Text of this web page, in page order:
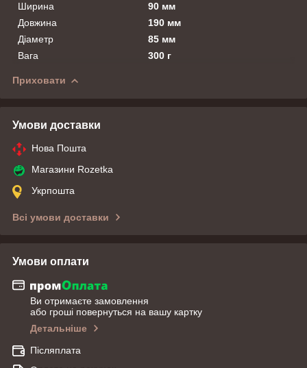
Ширина
90 мм
Довжина
190 мм
Діаметр
85 мм
Вага
300 г
Приховати
Умови доставки
Нова Пошта
Магазини Rozetka
Укрпошта
Всі умови доставки
Умови оплати
Ви отримаєте замовлення
або гроші повернуться на вашу картку
Детальніше
Післяплата